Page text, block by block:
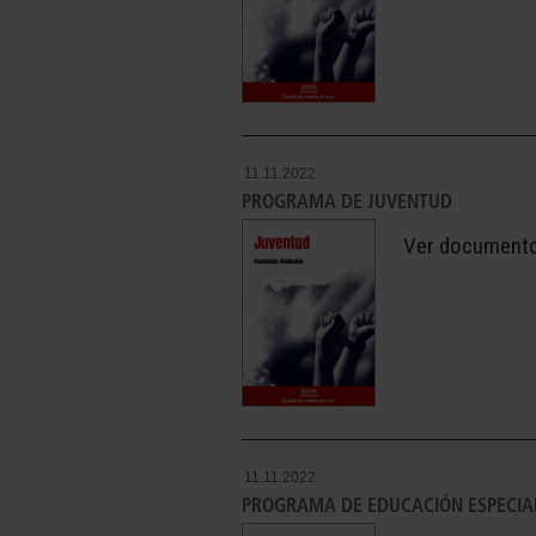
11.11.2022
PROGRAMA DE JUVENTUD
Ver
11.11.2022
PROGRAMA DE EDUCACIÓN